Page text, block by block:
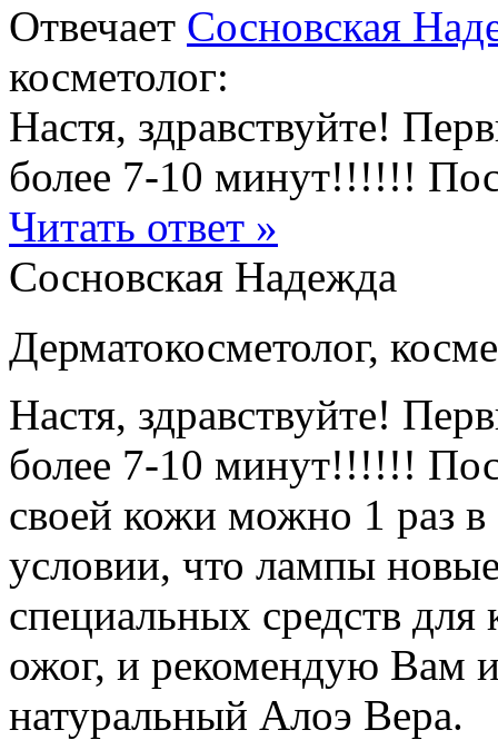
Отвечает Сосновская
косметолог:
Настя, здравствуйте!
более 7-10 минут!!!!!!
Читать ответ »
Сосновская Надежда
Дерматокосметолог,
Настя, здравствуйте!
более 7-10 минут!!!!!!
своей кожи можно 1 раз
условии, что лампы
специальных средств
ожог, и рекомендую Вам
натуральный Алоэ Вера.